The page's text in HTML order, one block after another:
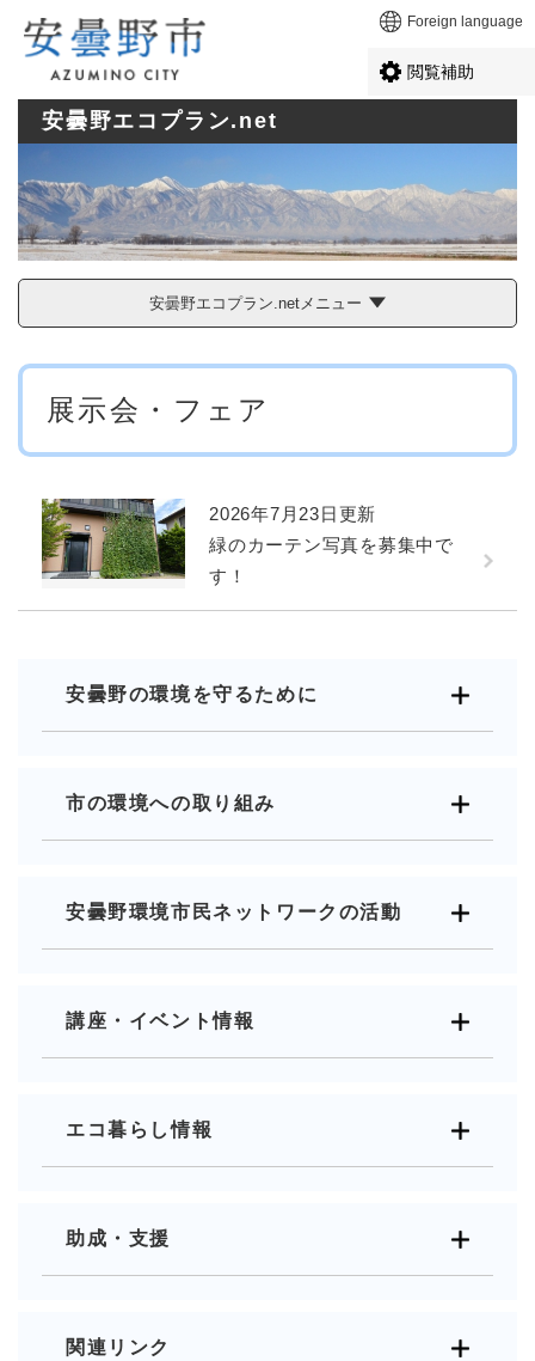
メニューを飛ばして本文へ Foreign language
閲覧補助
安曇野エコプラン.net
安曇野エコプラン.netメニュー
本
展示会・フェア
2026年7月23日更新
緑のカーテン写真を募集中で
す！
安曇野の環境を守るために
市の環境への取り組み
安曇野環境市民ネットワークの活動
講座・イベント情報
エコ暮らし情報
助成・支援
関連リンク